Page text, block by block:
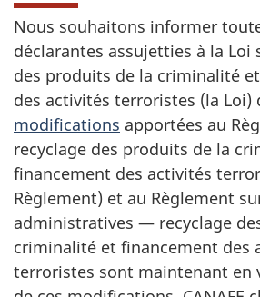
Nous souhaitons informer
déclarantes assujetties à la Loi
des produits de la criminalité
des activités terroristes (la Loi)
modifications apportées au
recyclage des produits de la
financement des activités
Règlement) et au Règlement
administratives — recyclage
criminalité et financement des
terroristes sont maintenant en